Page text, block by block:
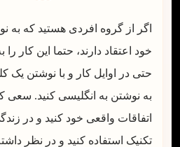
اگر از گروه افردی هستید که به
خود اعتقاد دارند، حتما این کار را
حتی در اوایل کار و با نوشتن یک
به نوشتن به انگلیسی کنید. سعی
اتفاقات واقعی خود کنید و در
تکنیک استفاده کنید و در نظر